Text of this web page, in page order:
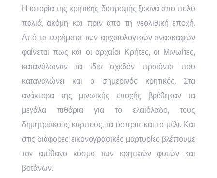
Η ιστορία της κρητικής διατροφής ξεκινά απο πολύ
παλιά, ακόμη και πριν απο τη νεολιθική εποχή.
Από τα ευρήματα των αρχαιολογικών ανασκαφών
φαίνεται πως και οι αρχαίοι Κρήτες, οι Μινωίτες,
κατανάλωναν τα ίδια σχεδόν προιόντα που
καταναλώνει και ο σημερινός κρητικός. Στα
ανάκτορα της μινωικής εποχής βρέθηκαν τα
μεγάλα πιθάρια για το ελαιόλαδο, τους
δημητριακούς καρπούς, τα όσπρια και το μέλι. Και
στις διάφορες εικονογραφικές μαρτυρίες βλέπουμε
τον απίθανο κόσμο των κρητικών φυτών και
βοτάνων.